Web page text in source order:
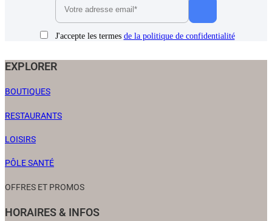
J'accepte les termes de la politique de confidentialité
EXPLORER
BOUTIQUES
RESTAURANTS
LOISIRS
PÔLE SANTÉ
OFFRES ET PROMOS
HORAIRES & INFOS